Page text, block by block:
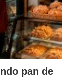
pan de